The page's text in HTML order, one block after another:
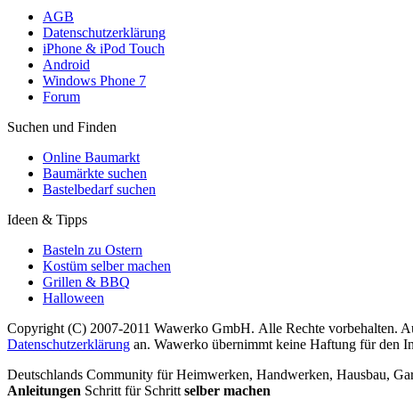
AGB
Datenschutzerklärung
iPhone & iPod Touch
Android
Windows Phone 7
Forum
Suchen und Finden
Online Baumarkt
Baumärkte suchen
Bastelbedarf suchen
Ideen & Tipps
Basteln zu Ostern
Kostüm selber machen
Grillen & BBQ
Halloween
Copyright (C) 2007-2011 Wawerko GmbH. Alle Rechte vorbehalten.
Datenschutzerklärung an. Wawerko übernimmt keine Haftung für den
Deutschlands Community für Heimwerken, Handwerken, Hausbau,
Anleitungen Schritt für Schritt selber machen